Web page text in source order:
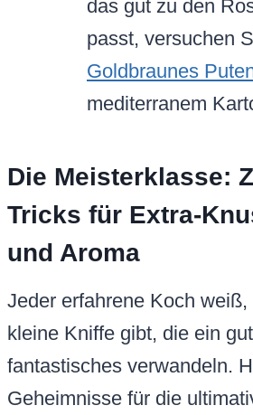
das gut zu den
passt, versuchen
Goldbraunes
mediterranem
Die Meisterklasse:
Tricks für Extra-
und Aroma
Jeder erfahrene Koch
kleine Kniffe gibt, die ein
fantastisches verwandeln.
Geheimnisse für die